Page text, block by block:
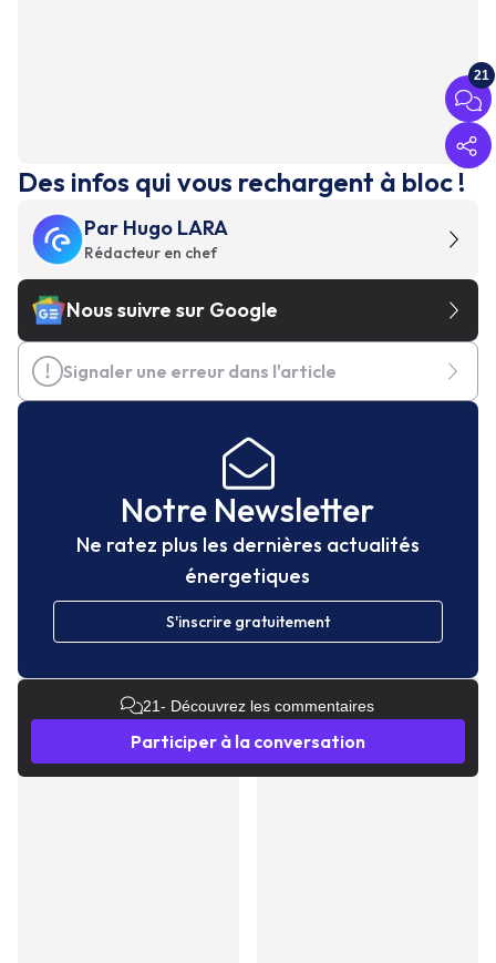
21
Des infos qui vous rechargent à bloc !
Par Hugo LARA
Rédacteur en chef
Nous suivre sur Google
Signaler une erreur dans l'article
Notre Newsletter
Ne ratez plus les dernières actualités
énergetiques
S'inscrire gratuitement
21- Découvrez les commentaires
Participer à la conversation